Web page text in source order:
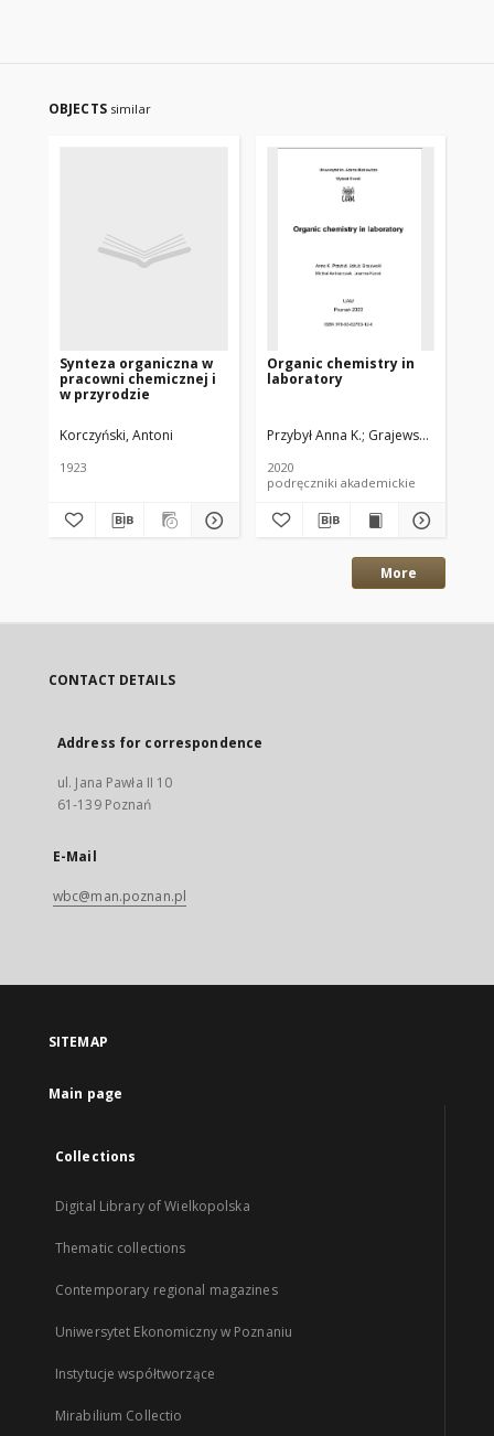
OBJECTS similar
Synteza organiczna w
pracowni chemicznej i
w przyrodzie
Korczyński, Antoni
1923
Organic chemistry in
laboratory
Przybył Anna K. Grajewski Jakub
2020
podręczniki akademickie
More
CONTACT DETAILS
Address for correspondence
ul. Jana Pawła II 10
61-139 Poznań
E-Mail
wbc@man.poznan.pl
SITEMAP
Main page
Collections
Digital Library of Wielkopolska
Thematic collections
Contemporary regional magazines
Uniwersytet Ekonomiczny w Poznaniu
Instytucje współtworzące
Mirabilium Collectio